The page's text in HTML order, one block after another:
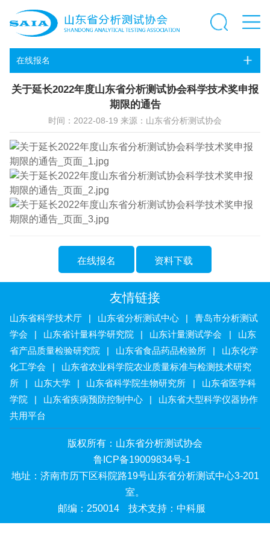
在线报名
关于延长2022年度山东省分析测试协会科学技术奖申报
期限的通告
时间：2022-08-19 来源：山东省分析测试协会
在线报名 资料下载
友情链接
山东省科学技术厅 | 山东省分析测试中心 |
青岛市分析测试
学会
| 山东省计量科学研究院 | 山东计量测试学会 |
山东
省产品质量检验研究院
| 山东省食品药品检验所 |
山东化学
化工学会
|
山东省农业科学院农业质量标准与检测技术研究
所
| 山东大学 | 山东省科学院生物研究所 |
山东省医学科
学院
| 山东省疾病预防控制中心 |
山东省大型科学仪器协作
共用平台
版权所有：山东省分析测试协会
鲁ICP备19009834号-1
地址：济南市历下区科院路19号山东省分析测试中心3-201
室。
邮编：250014
技术支持：中科服